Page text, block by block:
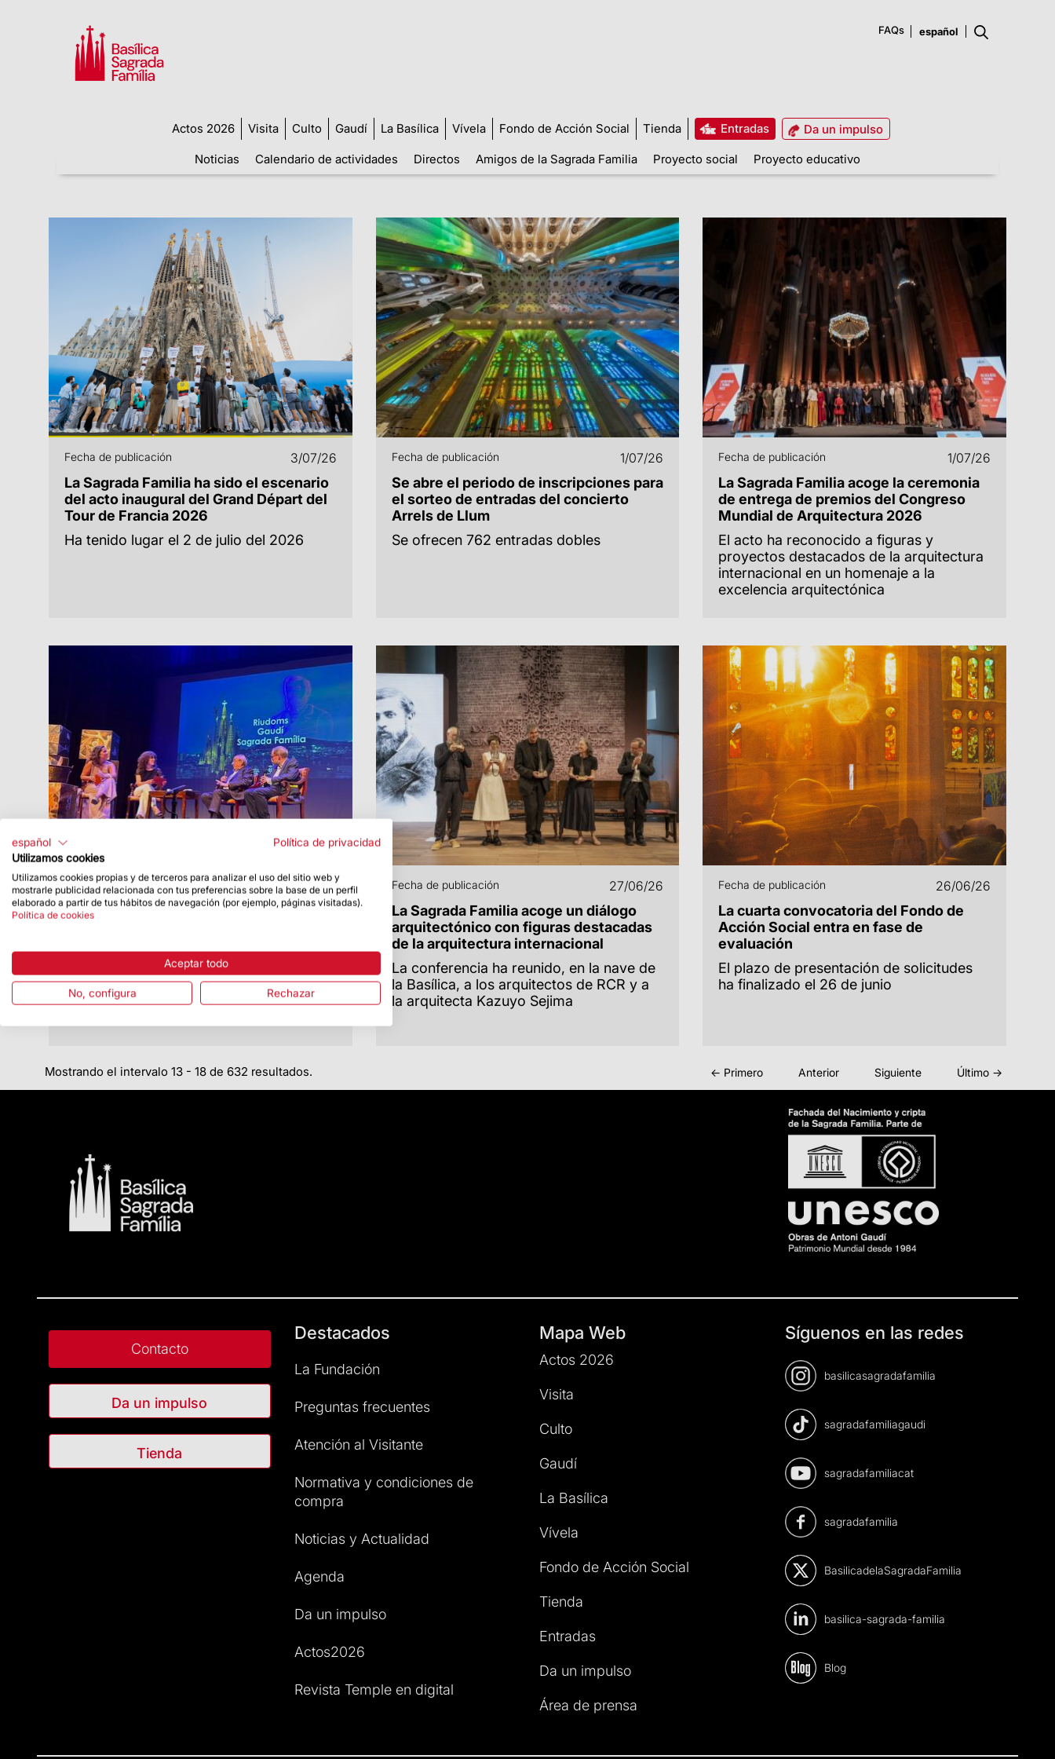
FAQs
Actos 2026 Visita Culto Gaudí La Basílica Vívela Fondo de Acción Social Tienda Entradas
Da un impulso
Noticias
Calendario de actividades Directos Amigos de la Sagrada Familia Proyecto social Proyecto educativo
Fecha de publicación 3/07/26
La Sagrada Familia ha sido el escenario
del acto inaugural del Grand Départ del
Tour de Francia 2026
Ha tenido lugar el 2 de julio del 2026
Fecha de publicación 1/07/26
Se abre el periodo de inscripciones para
el sorteo de entradas del concierto
Arrels de Llum
Se ofrecen 762 entradas dobles
Fecha de publicación 1/07/26
La Sagrada Familia acoge la ceremonia
de entrega de premios del Congreso
Mundial de Arquitectura 2026
El acto ha reconocido a figuras y
proyectos destacados de la arquitectura
internacional en un homenaje a la
excelencia arquitectónica
Fecha de publicación 29/06/26
Esteve Camps y Jordi Faulí participan
El presidente delegado de la Junta
Constructora de la Sagrada Familia,
Esteve Camps, y el arquitecto director,
Fecha de publicación 27/06/26
La Sagrada Familia acoge un diálogo
arquitectónico con figuras destacadas
de la arquitectura internacional
La conferencia ha reunido, en la nave de
la Basílica, a los arquitectos de RCR y a
la arquitecta Kazuyo Sejima
Fecha de publicación 26/06/26
La cuarta convocatoria del Fondo de
Acción Social entra en fase de
evaluación
El plazo de presentación de solicitudes
ha finalizado el 26 de junio
Mostrando el intervalo 13 - 18 de 632 resultados. ← Primero Anterior Siguiente Último →
Contacto
Da un impulso
Tienda
Destacados
La Fundación
Preguntas frecuentes
Atención al Visitante
Normativa y condiciones de
compra
Noticias y Actualidad
Agenda
Da un impulso
Actos2026
Revista Temple en digital
Mapa Web
Actos 2026
Visita
Culto
Gaudí
La Basílica
Vívela
Fondo de Acción Social
Tienda
Entradas
Da un impulso
Área de prensa
Síguenos en las redes
basilicasagradafamilia
sagradafamiliagaudi
sagradafamiliacat
sagradafamilia
BasilicadelaSagradaFamilia
basilica-sagrada-familia
Blog
español
Política de privacidad
Utilizamos cookies
Utilizamos cookies propias y de terceros para analizar el uso del sitio web y
mostrarle publicidad relacionada con tus preferencias sobre la base de un perfil
elaborado a partir de tus hábitos de navegación (por ejemplo, páginas visitadas).
Política de cookies
Aceptar todo
No, configura Rechazar